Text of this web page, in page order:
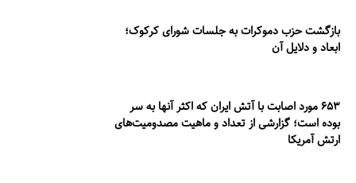
بازگشت حزب دموکرات به جلسات شورای کرکوک؛
ابعاد و دلایل آن
۶۵۳ مورد اصابت با آتش ایران که اکثر آنها به سر
بوده است؛ گزارشی از تعداد و ماهیت مصدومیت‌های
ارتش آمریکا